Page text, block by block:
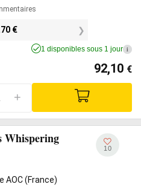
€
1 disponibles sous 1 jour i
92,10 €
+
Whispering
AOC (France)
10